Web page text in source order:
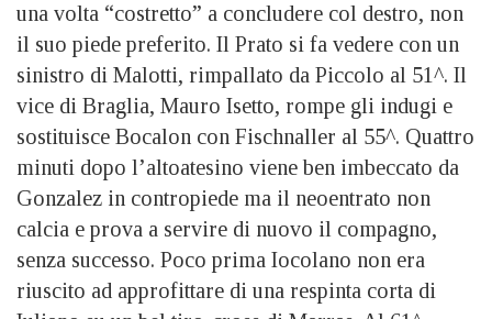
una volta “costretto” a concludere col destro, non
il suo piede preferito. Il Prato si fa vedere con un
sinistro di Malotti, rimpallato da Piccolo al 51^. Il
vice di Braglia, Mauro Isetto, rompe gli indugi e
sostituisce Bocalon con Fischnaller al 55^. Quattro
minuti dopo l’altoatesino viene ben imbeccato da
Gonzalez in contropiede ma il neoentrato non
calcia e prova a servire di nuovo il compagno,
senza successo. Poco prima Iocolano non era
riuscito ad approfittare di una respinta corta di